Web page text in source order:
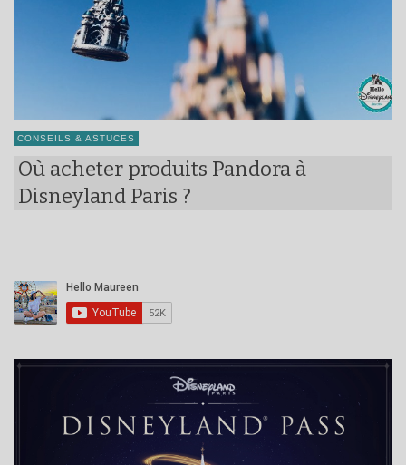
CONSEILS & ASTUCES
Où acheter produits Pandora à
Disneyland Paris ?